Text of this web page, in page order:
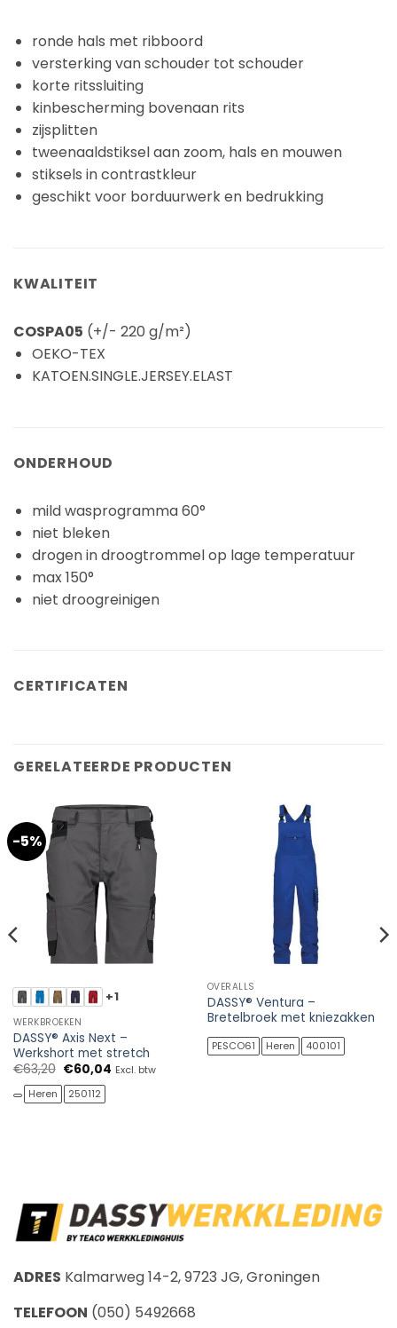
ronde hals met ribboord
versterking van schouder tot schouder
korte ritssluiting
kinbescherming bovenaan rits
zijsplitten
tweenaaldstiksel aan zoom, hals en mouwen
stiksels in contrastkleur
geschikt voor borduurwerk en bedrukking
KWALITEIT
COSPA05 (+/- 220 g/m²)
OEKO-TEX
KATOEN.SINGLE.JERSEY.ELAST
ONDERHOUD
mild wasprogramma 60°
niet bleken
drogen in droogtrommel op lage temperatuur
max 150°
niet droogreinigen
CERTIFICATEN
GERELATEERDE PRODUCTEN
-5%
+1
WERKBROEKEN
DASSY® Axis Next –
Werkshort met stretch
€63,20 Oorspronkelijke
was:
€63,20.
€60,04Huidige
Excl. btw
Heren 250112
OVERALLS
DASSY® Ventura –
Bretelbroek met kniezakken
PESCO61 Heren 400101
ADRES Kalmarweg 14-2, 9723 JG, Groningen
TELEFOON (050) 5492668